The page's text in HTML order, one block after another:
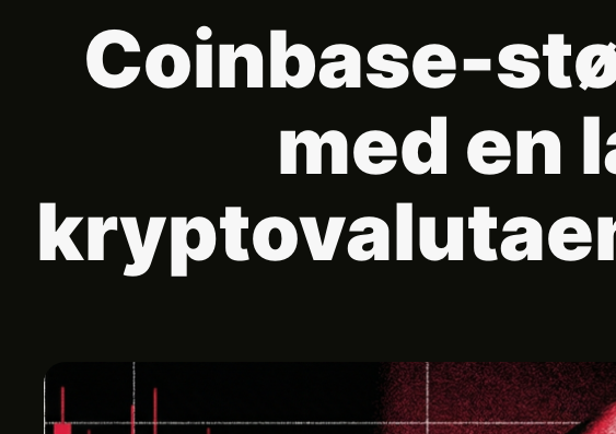
Coinbase-
med en